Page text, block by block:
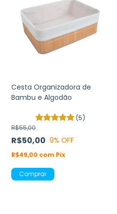
Cesta Organizadora de
Bambu e Algodão
(5)
R$50,00
R$55,00
9% OFF
R$49,00 com Pix